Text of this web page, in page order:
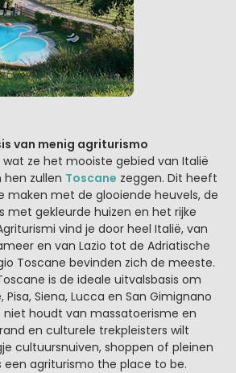
van menig agriturismo
ze het mooiste gebied van Italië
zullen Toscane zeggen. Dit heeft
maken met de glooiende heuvels, de
met gekleurde huizen en het rijke
vind je door heel Italië, van
en van Lazio tot de Adriatische
Toscane bevinden zich de meeste.
is de ideale uitvalsbasis om
Pisa, Siena, Lucca en San Gimignano
niet houdt van massatoerisme en
en culturele trekpleisters wilt
cultuursnuiven, shoppen of pleinen
een agriturismo the place to be.